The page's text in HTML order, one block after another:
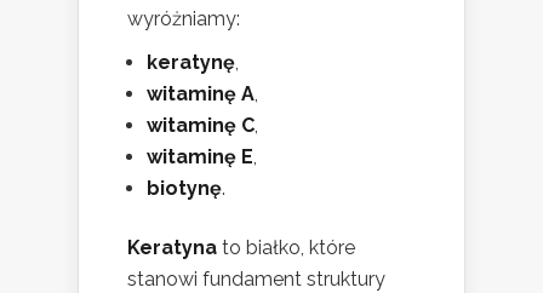
wyróżniamy:
keratynę
witaminę A
witaminę C
witaminę E
biotynę.
Keratyna to białko, które
stanowi fundament struktury